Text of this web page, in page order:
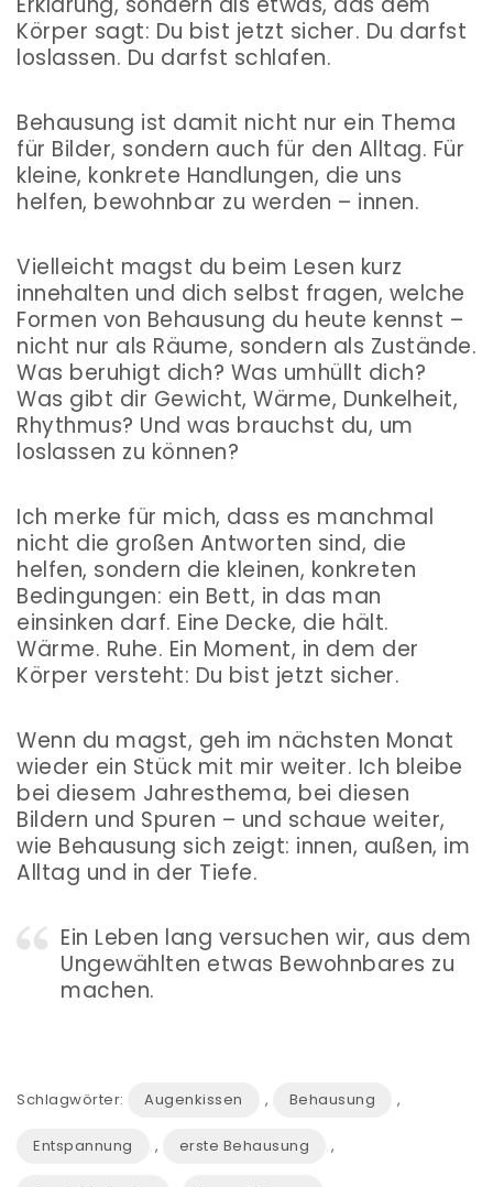
Körper sagt: Du bist jetzt sicher. Du darfst
loslassen. Du darfst schlafen.
Behausung ist damit nicht nur ein Thema
für Bilder, sondern auch für den Alltag. Für
kleine, konkrete Handlungen, die uns
helfen, bewohnbar zu werden – innen.
Vielleicht magst du beim Lesen kurz
innehalten und dich selbst fragen, welche
Formen von Behausung du heute kennst –
nicht nur als Räume, sondern als Zustände.
Was beruhigt dich? Was umhüllt dich?
Was gibt dir Gewicht, Wärme, Dunkelheit,
Rhythmus? Und was brauchst du, um
loslassen zu können?
Ich merke für mich, dass es manchmal
nicht die großen Antworten sind, die
helfen, sondern die kleinen, konkreten
Bedingungen: ein Bett, in das man
einsinken darf. Eine Decke, die hält.
Wärme. Ruhe. Ein Moment, in dem der
Körper versteht: Du bist jetzt sicher.
Wenn du magst, geh im nächsten Monat
wieder ein Stück mit mir weiter. Ich bleibe
bei diesem Jahresthema, bei diesen
Bildern und Spuren – und schaue weiter,
wie Behausung sich zeigt: innen, außen, im
Alltag und in der Tiefe.
Ein Leben lang versuchen wir, aus dem
Ungewählten etwas Bewohnbares zu
machen.
Schlagwörter: Augenkissen , Behausung ,
Entspannung , erste Behausung ,